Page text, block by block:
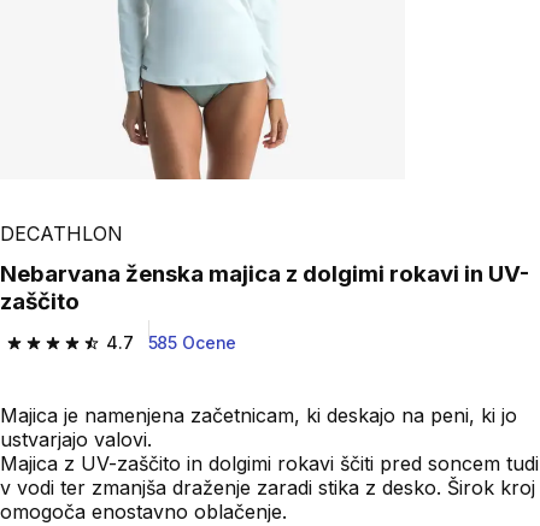
DECATHLON
Nebarvana ženska majica z dolgimi rokavi in UV-
zaščito
4.7
4.7 od 5 zvezdic from 585 ocene
585 Ocene
Majica je namenjena začetnicam, ki deskajo na peni, ki jo
ustvarjajo valovi.
Majica z UV-zaščito in dolgimi rokavi ščiti pred soncem tudi
v vodi ter zmanjša draženje zaradi stika z desko. Širok kroj
omogoča enostavno oblačenje.